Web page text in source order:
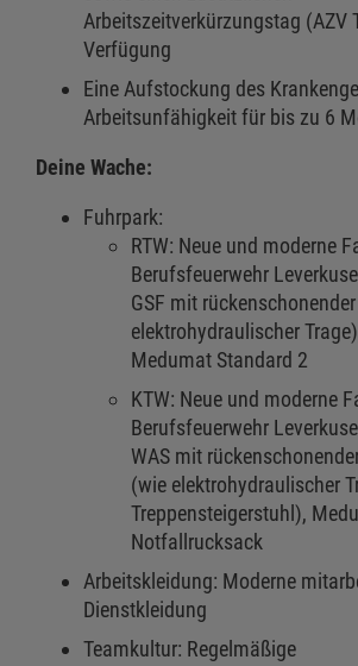
Arbeitszeitverkürzungstag (AZV
Verfügung
Eine Aufstockung des
Arbeitsunfähigkeit für bis zu 6
Deine Wache:
Fuhrpark:
RTW: Neue und moderne
Berufsfeuerwehr
GSF mit
elektrohydraulischer
Medumat Standard 2
KTW: Neue und moderne
Berufsfeuerwehr
WAS mit
(wie elektrohydraulischer
Treppensteigerstuhl),
Notfallrucksack
Arbeitskleidung: Moderne
Dienstkleidung
Teamkultur: Regelmäßige